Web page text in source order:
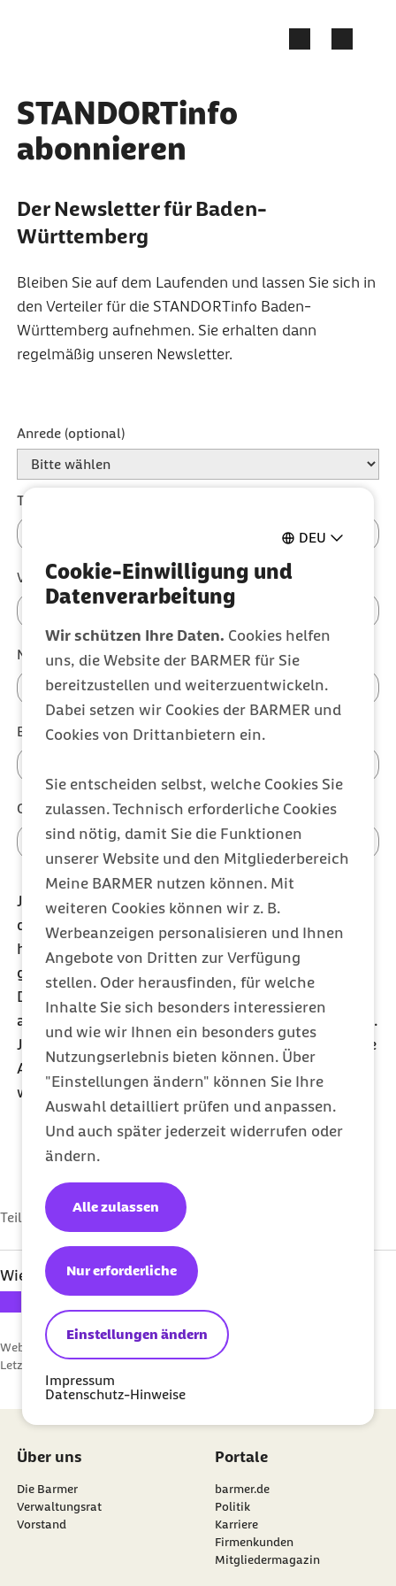
DEU
Cookie-Einwilligung und
Datenverarbeitung
Wir schützen Ihre Daten. Cookies helfen
uns, die Website der BARMER für Sie
bereitzustellen und weiterzuentwickeln.
Dabei setzen wir Cookies der BARMER und
Cookies von Drittanbietern ein.
Sie entscheiden selbst, welche Cookies Sie
zulassen. Technisch erforderliche Cookies
sind nötig, damit Sie die Funktionen
unserer Website und den Mitgliederbereich
Meine BARMER nutzen können. Mit
weiteren Cookies können wir z. B.
Werbeanzeigen personalisieren und Ihnen
Angebote von Dritten zur Verfügung
stellen. Oder herausfinden, für welche
Inhalte Sie sich besonders interessieren
und wie wir Ihnen ein besonders gutes
Nutzungserlebnis bieten können. Über
"Einstellungen ändern" können Sie Ihre
Auswahl detailliert prüfen und anpassen.
Und auch später jederzeit widerrufen oder
ändern.
Einstellungen ändern
Nur erforderliche
Alle zulassen
Impressum
Datenschutz-Hinweise
STANDORTinfo
abonnieren
Der Newsletter für Baden-
Württemberg
Bleiben Sie auf dem Laufenden und lassen Sie sich in
den Verteiler für die STANDORTinfo Baden-
Württemberg aufnehmen. Sie erhalten dann
regelmäßig unseren Newsletter.
Anrede (optional)
Titel (optional)
Vorname (optional)
Nachname (optional)
E-Mail-Adresse
Organisation (optional)
Ja, ich willige in die Verarbeitung meiner Daten
durch die Barmer ein. Die
Datenschutzerklärung
habe ich aufmerksam gelesen und zur Kenntnis
genommen. Eine Weitergabe meiner Daten an
Dritte ist ausgeschlossen. Sie werden
ausschließlich zum Newsletter-Versand verwendet.
Jeder Newsletter enthält einen Abmeldelink. Meine
Angaben sind freiwillig und können jederzeit
widerrufen werden.
Teilen auf
Wie bewerten Sie diese Seite?
Ihre Bewertung: 1 Stern
Ihre Bewertung: 2 Sterne
Ihre Bewertung: 3 Sterne
Ihre Bewertung: 4 Sterne
Ihre Bewertung: 5 Sterne
Webcode: p006652
Letzte Aktualisierung:
Über uns
Die Barmer
Verwaltungsrat
Vorstand
Portale
barmer.de
Politik
Karriere
Firmenkunden
Mitgliedermagazin